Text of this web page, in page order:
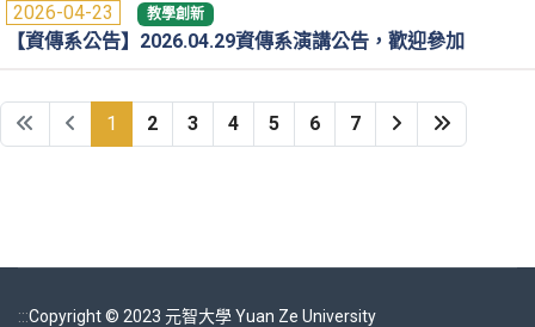
2026-04-23 教學創新
【資傳系公告】2026.04.29資傳系演講公告，歡迎參加
1 2 3 4 5 6 7
:::Copyright © 2023 元智大學 Yuan Ze University